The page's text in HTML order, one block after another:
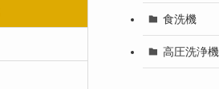
食洗機
高圧洗浄機